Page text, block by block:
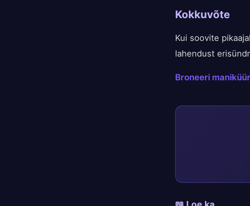
Kokkuvõte
Kui soovite
lahendust
Broneeri